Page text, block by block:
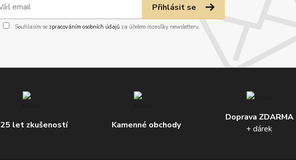
Přihlásit se
Souhlasím se zpracováním osobních údajůza účelem rozesílky newsletteru.
25 let zkušeností Kamenné obchody
Doprava ZDARMA
+ dárek